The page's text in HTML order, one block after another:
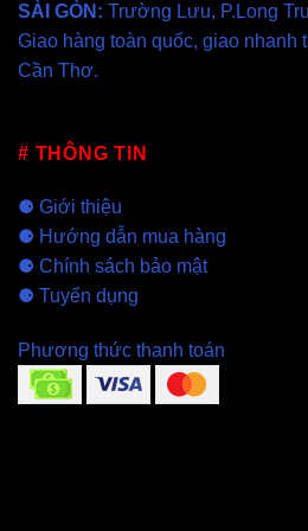
SÀI GÒN : Trường Lưu, P.Long
Giao hàng toàn quốc, giao nhanh
Cần Thơ.
# THÔNG TIN
⚈ Giới thiệu
⚈ Hướng dẫn mua hàng
⚈ Chính sách bảo mật
⚈ Tuyển dụng
Phương thức thanh toán